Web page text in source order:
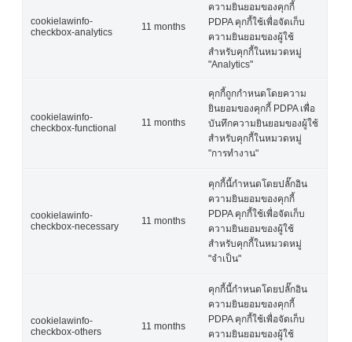
cookielawinfo-
checkbox-analytics
11 months
ความยินยอมของคุกกี้
PDPA คุกกี้ใช้เพื่อจัดเก็บ
ความยินยอมของผู้ใช้
สำหรับคุกกี้ในหมวดหมู่
"Analytics"
cookielawinfo-
checkbox-functional
11 months
คุกกี้ถูกกำหนดโดยความ
ยินยอมของคุกกี้ PDPA เพื่อ
บันทึกความยินยอมของผู้ใช้
สำหรับคุกกี้ในหมวดหมู่
"การทำงาน"
cookielawinfo-
checkbox-necessary
11 months
คุกกี้นี้กำหนดโดยปลั๊กอิน
ความยินยอมของคุกกี้
PDPA คุกกี้ใช้เพื่อจัดเก็บ
ความยินยอมของผู้ใช้
สำหรับคุกกี้ในหมวดหมู่
"จำเป็น"
cookielawinfo-
checkbox-others
11 months
คุกกี้นี้กำหนดโดยปลั๊กอิน
ความยินยอมของคุกกี้
PDPA คุกกี้ใช้เพื่อจัดเก็บ
ความยินยอมของผู้ใช้